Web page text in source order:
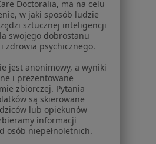
Partnerzy
prasowe
Kontakt
pacjentów
Lekarze
medyczne
i odpowiedzi
i zabiegi
Doctoralia, ma na celu
w jaki sposób ludzie
sztucznej inteligencji
swojego dobrostanu
zdrowia psychicznego.
jest anonimowy, a wyniki
i prezentowane
zbiorczej. Pytania
są skierowane
lub opiekunów
informacji
osób niepełnoletnich.